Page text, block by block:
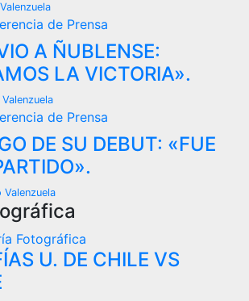
de Prensa
A ÑUBLENSE:
LA VICTORIA».
de Prensa
DE SU DEBUT: «FUE
Valenzuela
Fotográfica
U. DE CHILE VS